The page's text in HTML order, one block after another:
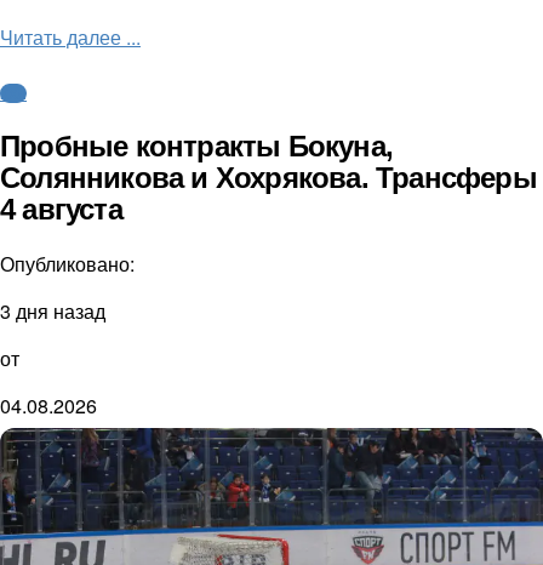
Читать далее ...
КХЛ
Пробные контракты Бокуна,
Солянникова и Хохрякова. Трансферы
4 августа
Опубликовано:
3 дня назад
от
04.08.2026